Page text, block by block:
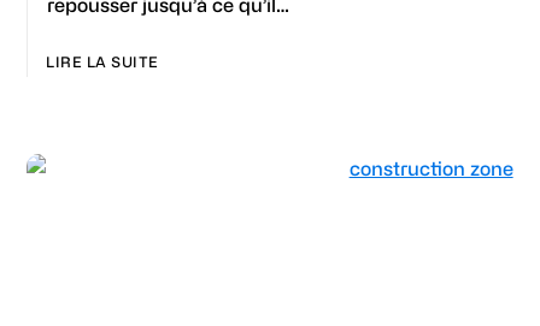
repousser jusqu’à ce qu’il…
LIRE LA SUITE